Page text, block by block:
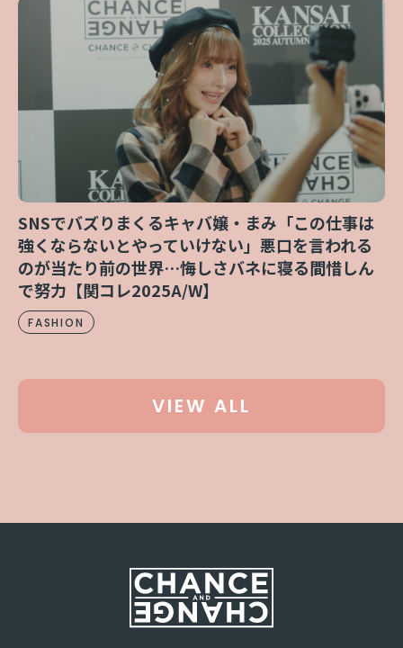
SNSでバズりまくるキャバ嬢・まみ「この仕事は
強くならないとやっていけない」悪口を言われる
のが当たり前の世界…悔しさバネに寝る間惜しん
で努力【関コレ2025A/W】
FASHION
VIEW ALL